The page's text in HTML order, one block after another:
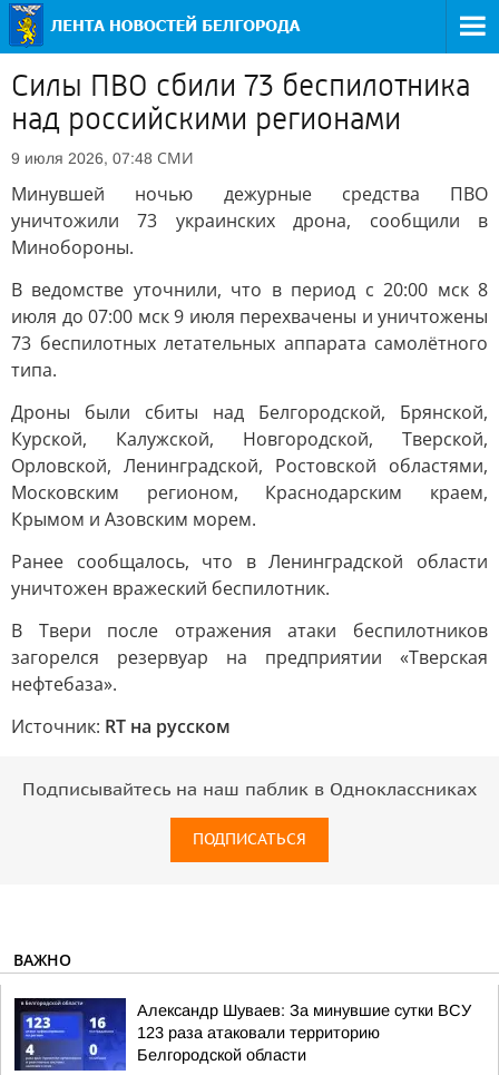
Силы ПВО сбили 73 беспилотника
над российскими регионами
9 июля 2026, 07:48 СМИ
Минувшей ночью дежурные средства ПВО
уничтожили 73 украинских дрона, сообщили в
Минобороны.
В ведомстве уточнили, что в период с 20:00 мск 8
июля до 07:00 мск 9 июля перехвачены и уничтожены
73 беспилотных летательных аппарата самолётного
типа.
Дроны были сбиты над Белгородской, Брянской,
Курской, Калужской, Новгородской, Тверской,
Орловской, Ленинградской, Ростовской областями,
Московским регионом, Краснодарским краем,
Крымом и Азовским морем.
Ранее сообщалось, что в Ленинградской области
уничтожен вражеский беспилотник.
В Твери после отражения атаки беспилотников
загорелся резервуар на предприятии «Тверская
нефтебаза».
Источник: RT на русском
Подписывайтесь на наш паблик в Одноклассниках
ПОДПИСАТЬСЯ
ВАЖНО
Александр Шуваев: За минувшие сутки ВСУ
123 раза атаковали территорию
Белгородской области